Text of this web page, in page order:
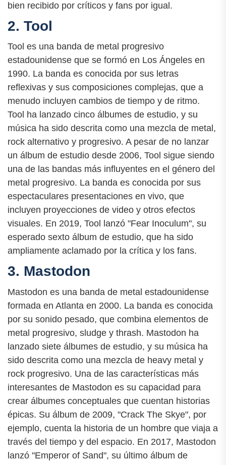
bien recibido por críticos y fans por igual.
2. Tool
Tool es una banda de metal progresivo
estadounidense que se formó en Los Ángeles en
1990. La banda es conocida por sus letras
reflexivas y sus composiciones complejas, que a
menudo incluyen cambios de tiempo y de ritmo.
Tool ha lanzado cinco álbumes de estudio, y su
música ha sido descrita como una mezcla de metal,
rock alternativo y progresivo. A pesar de no lanzar
un álbum de estudio desde 2006, Tool sigue siendo
una de las bandas más influyentes en el género del
metal progresivo. La banda es conocida por sus
espectaculares presentaciones en vivo, que
incluyen proyecciones de video y otros efectos
visuales. En 2019, Tool lanzó "Fear Inoculum", su
esperado sexto álbum de estudio, que ha sido
ampliamente aclamado por la crítica y los fans.
3. Mastodon
Mastodon es una banda de metal estadounidense
formada en Atlanta en 2000. La banda es conocida
por su sonido pesado, que combina elementos de
metal progresivo, sludge y thrash. Mastodon ha
lanzado siete álbumes de estudio, y su música ha
sido descrita como una mezcla de heavy metal y
rock progresivo. Una de las características más
interesantes de Mastodon es su capacidad para
crear álbumes conceptuales que cuentan historias
épicas. Su álbum de 2009, "Crack The Skye", por
ejemplo, cuenta la historia de un hombre que viaja a
través del tiempo y del espacio. En 2017, Mastodon
lanzó "Emperor of Sand", su último álbum de